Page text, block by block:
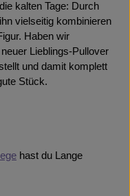
kalten Tage: Durch
vielseitig kombinieren
Haben wir
Lieblings-Pullover
und damit komplett
Stück.
hast du Lange